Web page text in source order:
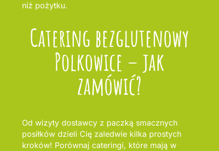
niż pożytku.
Catering bezglutenowy
Polkowice – jak
zamówić?
Od wizyty dostawcy z paczką smacznych
posiłków dzieli Cię zaledwie kilka prostych
kroków! Porównaj cateringi, które mają w